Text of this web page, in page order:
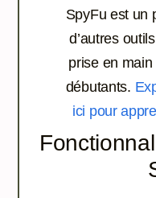
SpyFu est un
d’autres
prise en
débutants.
ici pour